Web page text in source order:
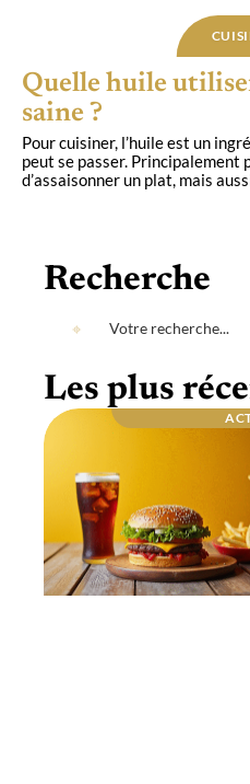
Quelle huile
saine ?
Pour cuisiner, l’huile est un
peut se passer. Principalement
d’assaisonner un plat, mais
Recherche
Les plus